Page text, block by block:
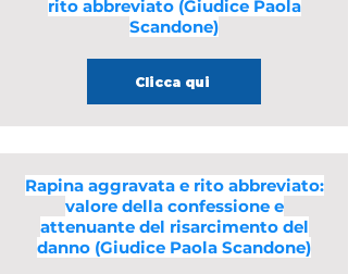
rito abbreviato (Giudice Paola
Scandone)
Clicca qui
Rapina aggravata e rito abbreviato:
valore della confessione e
attenuante del risarcimento del
danno (Giudice Paola Scandone)